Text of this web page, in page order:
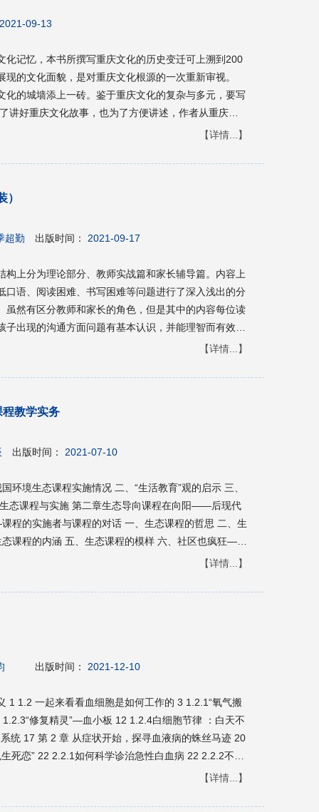
2021-09-13
化记忆，本书所撰写重庆文化的历史变迁可上溯到200
的文化面貌，是对重庆文化根源的一次重新审视。
化的城墙添上一砖。鉴于重庆文化的复杂与多元，要写
讲好重庆文化故事，也为了方便讲述，作者从重庆保
用立体构图、条块分割、集中叙事、前后对比的方式，
桑田之变，到人世间的改天换地）便像画卷一样铺展开
【详情...】
）
超勤 出版时间： 2021-09-17
构上分为理论部分、教师实战篇和家长辅导篇。内容上
口语、阅读困难、书写困难等问题进行了深入浅出的分
虽然有区分教师和家长的角色，但是其中的内容每位读
出现的沟通方面问题有基本认识，并能理智而有效地
【详情...】
教学实务
出版时间： 2021-07-10
环境生态课程实施情况 二、“生活教育”观的启示 三、
态课程与实施 第二章生态导向课程在向阳——后现代
课程的内涵 五、生态课程的模样 六、社区也疯狂——
——生活中的责任 五、我们当了一个月的炊事员 六、
生态导向课程实例——学前班 一、主题探索——童年
玩 三、学习常规的进阶学习——自由前的束缚 四、
、会说话的学校——浅谈向阳中心的环境布置 第六
阳中心与向阳小学的中队活动 四、美化巷道我的家
四、2003年的记录
【详情...】
昀 出版时间： 2021-12-10
起来看看血细胞是如何工作的 3 1.2.1“氧气搬
统 17 第 2 章 从症状开始，探寻血液病的蛛丝马迹 20
血病 22 2.2.2不需
捏所致吗 52 2.8 中国人得了个洋贫血—地中海贫血 55
【详情...】